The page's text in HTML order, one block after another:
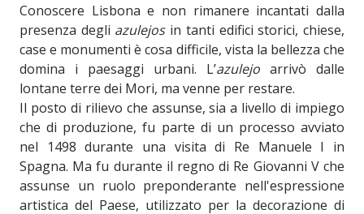
Conoscere Lisbona e non rimanere incantati dalla
presenza degli azulejosin tanti edifici storici, chiese,
case e monumenti è cosa difficile, vista la bellezza che
domina i paesaggi urbani. L’azulejo arrivò dalle
lontane terre dei Mori, ma venne per restare.
Il posto di rilievo che assunse, sia a livello di impiego
che di produzione, fu parte di un processo avviato
nel 1498 durante una visita di Re Manuele I in
Spagna. Ma fu durante il regno di Re Giovanni V che
assunse un ruolo preponderante nell'espressione
artistica del Paese, utilizzato per la decorazione di